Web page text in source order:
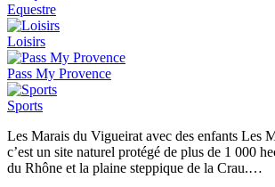
Equestre
Loisirs
Pass My Provence
Sports
Les Marais du Vigueirat avec des enfants Les
c’est un site naturel protégé de plus de 1 000
du Rhône et la plaine steppique de la Crau.…